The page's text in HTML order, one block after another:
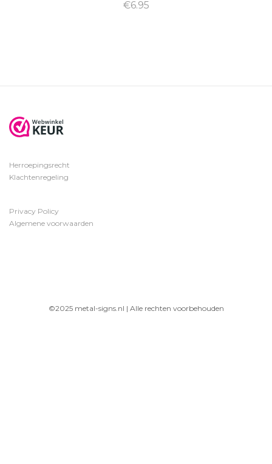
€6.95
Herroepingsrecht
Klachtenregeling
Privacy Policy
Algemene voorwaarden
©2025 metal-signs.nl | Alle rechten voorbehouden